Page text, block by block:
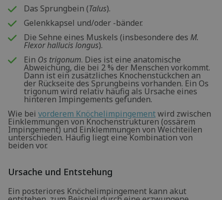
Das Sprungbein (Talus).
Gelenkkapsel und/oder -bänder.
Die Sehne eines Muskels (insbesondere desM.
Flexor hallucis longus).
Ein Os trigonum. Dies ist eine anatomische
Abweichung, die bei 2 % der Menschen vorkommt.
Dann ist ein zusätzliches Knochenstückchen an
der Rückseite des Sprungbeins vorhanden. Ein Os
trigonum wird relativ häufig als Ursache eines
hinteren Impingements gefunden.
Wie bei vorderem Knöchelimpingementwird zwischen
Einklemmungen von Knochenstrukturen (ossärem
Impingement) und Einklemmungen von Weichteilen
unterschieden. Häufig liegt eine Kombination von
beiden vor.
Ursache und Entstehung
Ein posteriores Knöchelimpingement kann akut